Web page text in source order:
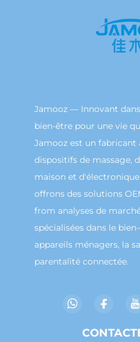
Jamooz — Innovant
bien-être pour une vie
Jamooz est un fabricant
dispositifs de massage,
maison et
offrons des solutions
from analyses de
spécialisées dans le
appareils ménagers, la
parentalité connectée.